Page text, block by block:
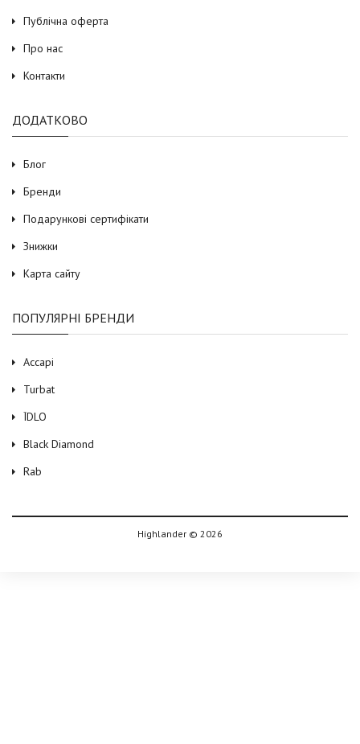
Публічна оферта
Про нас
Контакти
ДОДАТКОВО
Блог
Бренди
Подарункові сертифікати
Знижки
Карта сайту
ПОПУЛЯРНІ БРЕНДИ
Accapi
Turbat
ЇDLO
Black Diamond
Rab
Highlander © 2026